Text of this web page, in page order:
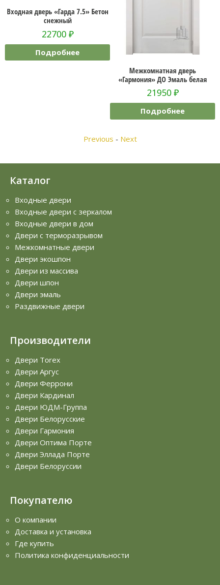
«Гарда 7.5» Бетон
Межкомнатная дверь
«Гармония» ДО Эмаль белая
Межкомнатная
2» ДГ
Previous - Next
Каталог
Входные двери
Входные двери с зеркалом
Входные двери в дом
Двери с терморазрывом
Межкомнатные двери
Двери экошпон
Двери из массива
Двери шпон
Двери эмаль
Раздвижные двери
Производители
Двери Torex
Двери Аргус
Двери Феррони
Двери Кардинал
Двери ЮДМ-Группа
Двери Белорусские
Двери Гармония
Двери Оптима Порте
Двери Эллада Порте
Двери Белоруссии
Покупателю
О компании
Доставка и установка
Где купить
Политика конфиденциальности